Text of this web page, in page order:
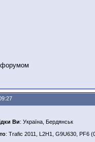
Ви: Україна, Бердянськ
: Trafic 2011, L2H1, G9U630, PF6